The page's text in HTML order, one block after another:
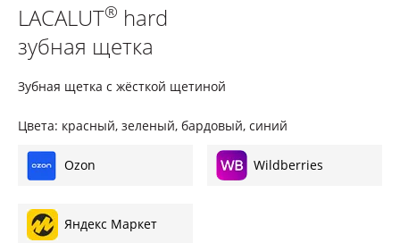
Где купить
LACALUT® hard
зубная щетка
Зубная щетка с жёсткой щетиной
Цвета: красный, зеленый, бардовый, синий
Ozon Wildberries
Яндекс Маркет